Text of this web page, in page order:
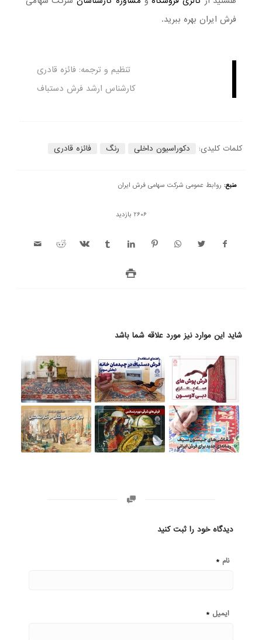
فرش ایران بهره ببرید.
تنظیم و ترجمه: فائزه قادری
کارشناس ارشد فرش دستباف
کلمات کلیدی: دکوراسیون داخلی رنگ فائزه قادری
منبع: روابط عمومی شرکت سهامی فرش ایران
2606 بازدید
شاید این موارد نیز مورد علاقه شما باشد
دیدگاه خود را ثبت کنید
نام *
ایمیل *